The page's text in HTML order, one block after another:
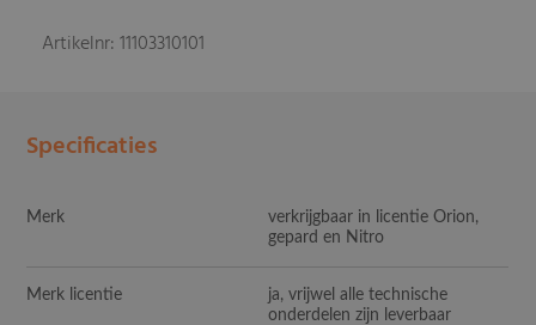
Artikelnr: 11103310101
Specificaties
Merk
verkrijgbaar in licentie Orion,
gepard en Nitro
Merk licentie
ja, vrijwel alle technische
onderdelen zijn leverbaar